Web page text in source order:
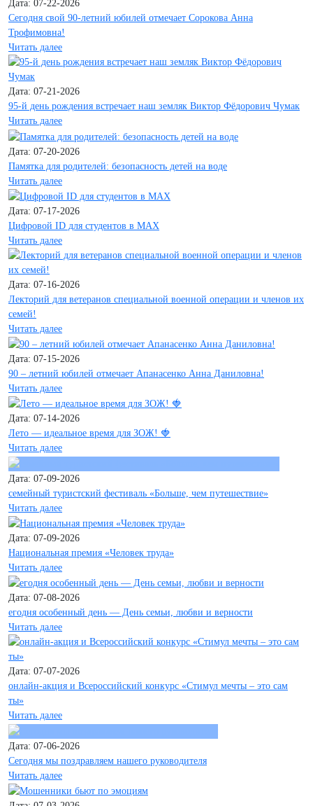
Дата: 07-22-2026
Сегодня свой 90-летний юбилей отмечает Сорокова Анна
Трофимовна!
Читать далее
Дата: 07-21-2026
95-й день рождения встречает наш земляк Виктор Фёдорович Чумак
Читать далее
Дата: 07-20-2026
Памятка для родителей: безопасность детей на воде
Читать далее
Дата: 07-17-2026
Цифровой ID для студентов в MAX
Читать далее
Дата: 07-16-2026
Лекторий для ветеранов специальной военной операции и членов их
семей!
Читать далее
Дата: 07-15-2026
90 – летний юбилей отмечает Апанасенко Анна Даниловна!
Читать далее
Дата: 07-14-2026
Лето — идеальное время для ЗОЖ! 🍓
Читать далее
Дата: 07-09-2026
семейный туристский фестиваль «Больше, чем путешествие»
Читать далее
Дата: 07-09-2026
Национальная премия «Человек труда»
Читать далее
Дата: 07-08-2026
егодня особенный день — День семьи, любви и верности
Читать далее
Дата: 07-07-2026
онлайн-акция и Всероссийский конкурс «Стимул мечты – это сам
ты»
Читать далее
Дата: 07-06-2026
Сегодня мы поздравляем нашего руководителя
Читать далее